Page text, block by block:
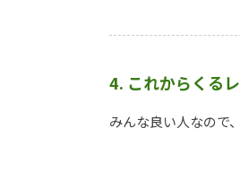
4. これからくる
みんな良い人なので